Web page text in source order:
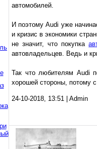
автомобилей.
И поэтому Audi уже
и кризис в экономики
не значит, что покупка
автовладельцев. Ведь и
Так что любителям Audi
хорошей стороны, потому
24-10-2018, 13:51 | Admin